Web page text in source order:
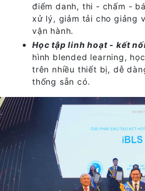
điểm danh, thi - chấm -
xử lý, giảm tải cho giảng
vận hành.
Học tập linh hoạt - kết
hình blended learning,
trên nhiều thiết bị, dễ
thống sẵn có.